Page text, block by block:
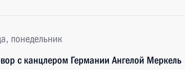
понедельник
с канцлером Германии Ангелой Меркель